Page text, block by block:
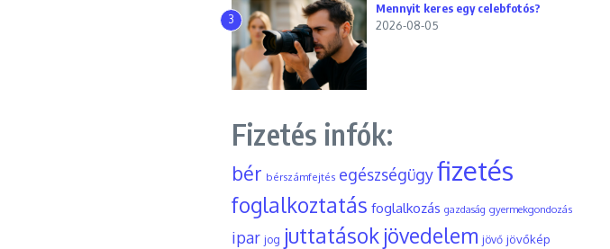
3
Mennyit keres egy celebfotós?
2026-08-05
Fizetés infók:
bér bérszámfejtés egészségügyfizetés
foglalkoztatás foglalkozás gazdaság gyermekgondozás
ipar jog juttatások jövedelem jövő jövőkép